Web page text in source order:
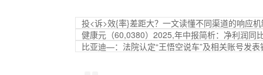
投<诉>效{率}差距大？一文读懂不同渠道的响应
健康元（60,0380）2025,年中报简析：净利润同
比亚迪—：法院认定“王悟空说车”及相关账号发